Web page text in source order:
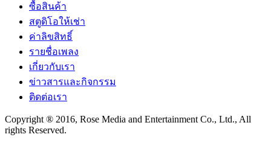
ซื้อสินค้า
สตูดิโอให้เช่า
ค่าลิขสิทธิ์
รายชื่อเพลง
เกี่ยวกับเรา
ข่าวสารและกิจกรรม
ติดต่อเรา
Copyright ® 2016, Rose Media and Entertainment Co., Ltd., All
rights Reserved.